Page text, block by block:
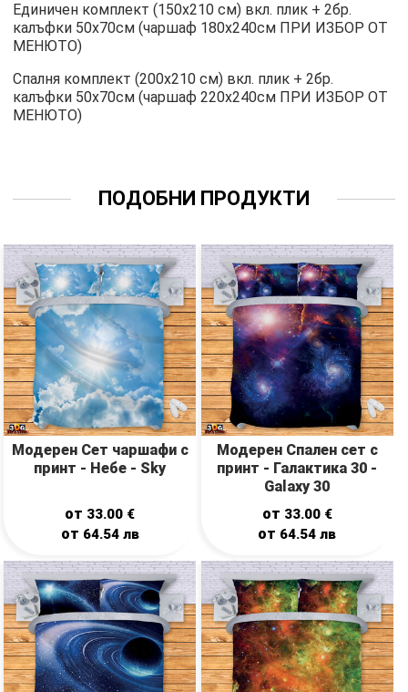
Единичен комплект (150х210 см) вкл. плик + 2бр.
калъфки 50х70см (чаршаф 180х240см ПРИ ИЗБОР ОТ
МЕНЮТО)
Спалня комплект (200х210 см) вкл. плик + 2бр.
калъфки 50х70см (чаршаф 220х240см ПРИ ИЗБОР ОТ
МЕНЮТО)
ПОДОБНИ ПРОДУКТИ
Модерен Сет чаршафи с
принт - Небе - Sky
от 33.00 €
от 64.54 лв
Модерен Спален сет с
принт - Галактика 30 -
Galaxy 30
от 33.00 €
от 64.54лв